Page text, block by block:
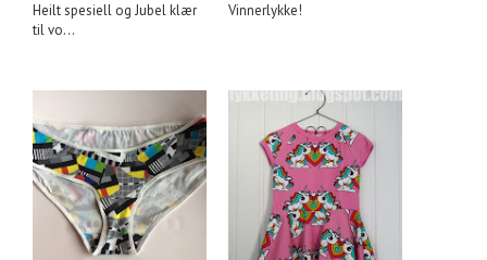
Heilt spesiell og Jubel klær
til vo...
Vinnerlykke!